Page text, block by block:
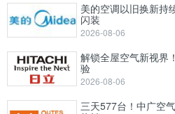
美的空调以旧换新持
闪装
2026-08-06
解锁全屋空气新视界
验
2026-08-06
三天577台！中广空